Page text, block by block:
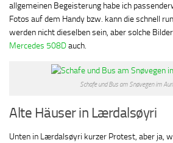
allgemeinen Begeisterung habe ich
Fotos auf dem Handy bzw. kann die schnell
werden nicht dieselben sein, aber solche
Mercedes 508Dauch.
Schafe und Bus am Snøvegen im
Alte Häuser in Lærdalsøyri
Unten in Lærdalsøyri kurzer Protest, aber ja,